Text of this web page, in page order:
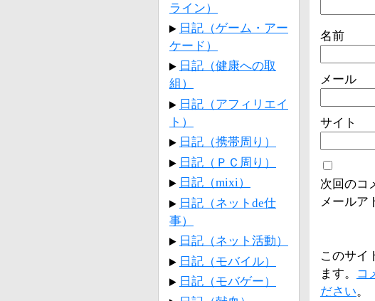
名前
メール
サイト
次回のコ
メールア
このサイ
ます。
コ
ださい。
ライン）
日記（ゲーム・アー
ケード）
日記（健康への取
組）
日記（アフィリエイ
ト）
日記（携帯周り）
日記（ＰＣ周り）
日記（mixi）
日記（ネットde仕
事）
日記（ネット活動）
日記（モバイル）
日記（モバゲー）